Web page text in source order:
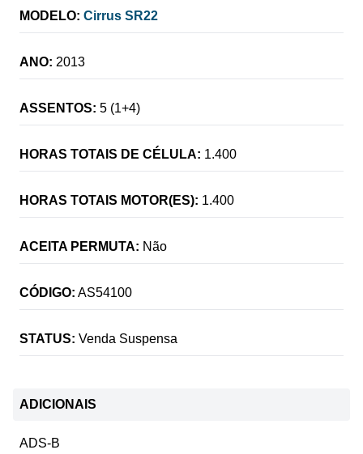
MODELO: Cirrus SR22
ANO: 2013
ASSENTOS: 5 (1+4)
HORAS TOTAIS DE CÉLULA: 1.400
HORAS TOTAIS MOTOR(ES): 1.400
ACEITA PERMUTA: Não
CÓDIGO: AS54100
STATUS: Venda Suspensa
ADICIONAIS
ADS-B